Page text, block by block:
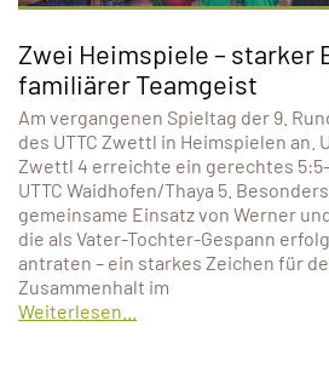
Zwei Heimspiele – starker
familiärer Teamgeist
Am vergangenen Spieltag der 9.
des UTTC Zwettl in Heimspielen an.
Zwettl 4 erreichte ein gerechtes
UTTC Waidhofen/Thaya 5.
gemeinsame Einsatz von Werner
die als Vater-Tochter-Gespann
antraten – ein starkes Zeichen für
Zusammenhalt im
Weiterlesen...